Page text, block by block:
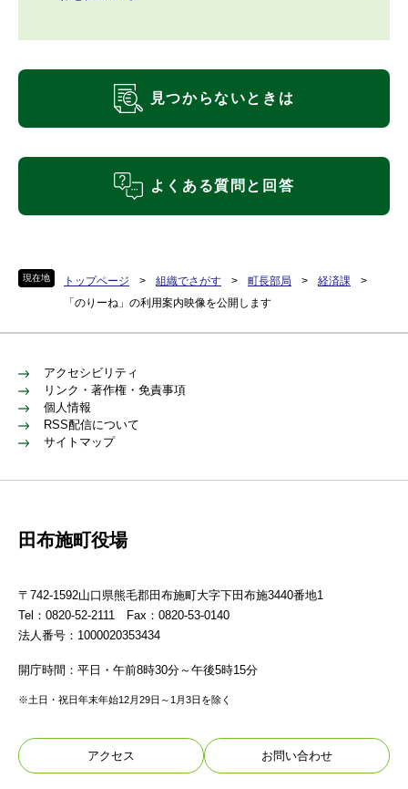
現在地 トップページ > 組織でさがす > 町長部局 > 経済課
>
「のりーね」の利用案内映像を公開します
見つからないときは
よくある質問と回答
アクセシビリティ
リンク・著作権・免責事項
個人情報
RSS配信について
サイトマップ
田布施町役場
〒742-1592山口県熊毛郡田布施町大字下田布施3440番地1
Tel：0820-52-2111 Fax：0820-53-0140
法人番号：1000020353434
開庁時間：平日・午前8時30分～午後5時15分
※土日・祝日年末年始12月29日～1月3日を除く
アクセス お問い合わせ